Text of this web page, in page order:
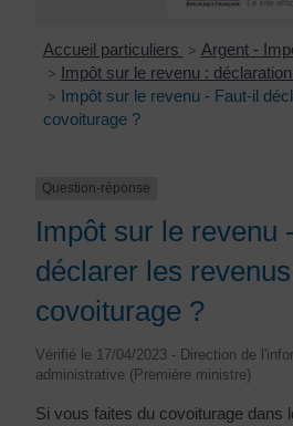
Accueil particuliers > Argent -
> Impôt sur le revenu :
>
Impôt sur le revenu - Faut-il
covoiturage ?
Question-réponse
Impôt sur le revenu
déclarer les
covoiturage ?
Vérifié le 17/04/2023 - Direction de
administrative (Première ministre)
Si vous faites du covoiturage dans